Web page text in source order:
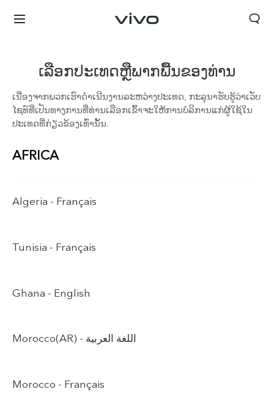
ປະເທດລາວ | ເລືອກປະເທດ/ພາກພື້ນ
ເລືອກປະເທດຫຼືພາກພື້ນຂອງທ່ານ
ເນື່ອງ​ຈາກ​ພວກ​ເຮົາ​ດຳ​ເນີນ​ງານ​ລະ​ຫວ່າງ​ປະ​ເທດ, ກະ​ລຸ​ນາ​ຮັບ​ຮູ້ວ່າ​ເວັບ​
ໄຊ​ທ໌​ທີ່​ເປັນ​ທາງ​ການ​ທີ່​ທ່ານ​ເລືອກ​​ເຂົ້າ​ຈະ​ໃຫ້​ການ​ບໍ​ລິ​ການ​ແກ່​ຜູ້​ໃຊ້​ໃນ​
ປະ​ເທດ​ທີ່​ກ່ຽວ​ຂ້ອງ​ເທົ່າ​ນັ້ນ.
AFRICA
Algeria - Français
Tunisia - Français
Ghana - English
Morocco(AR) - اللغة العربية
Morocco - Français